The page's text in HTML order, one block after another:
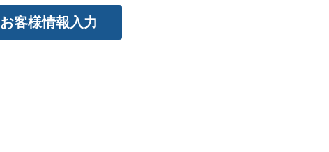
お客様情報入力